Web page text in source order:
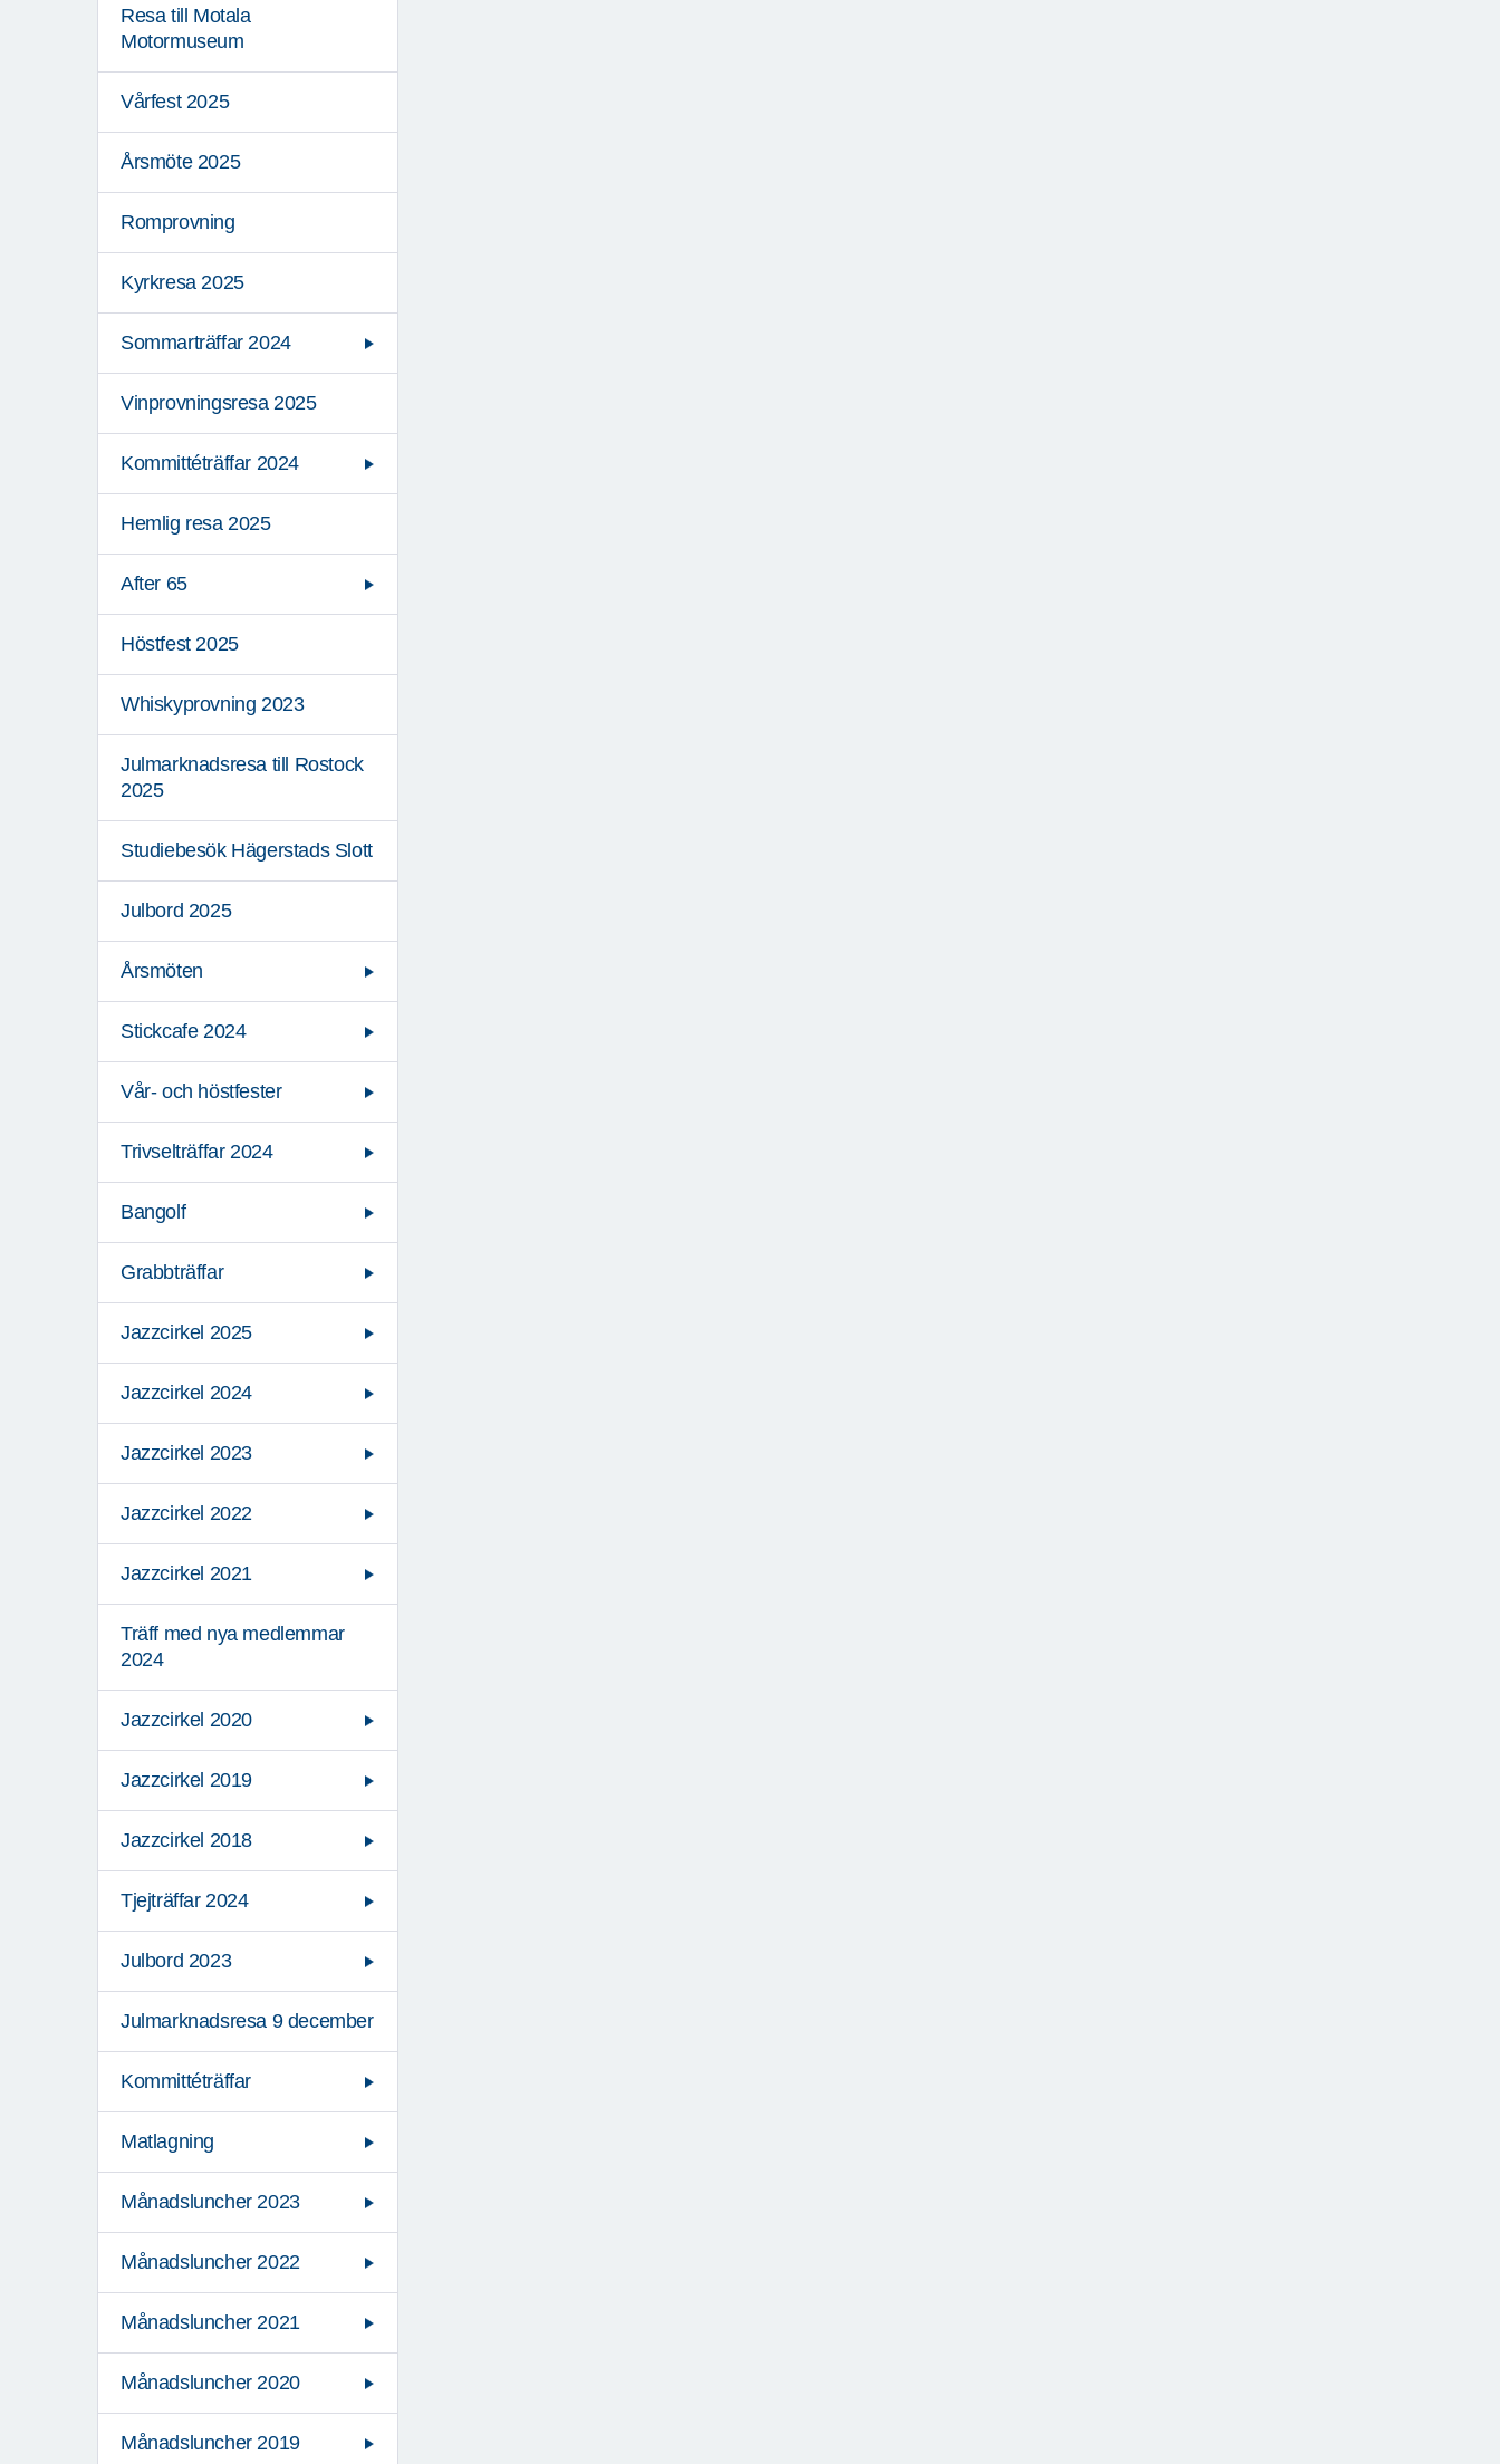
Resa till Motala
Motormuseum
Vårfest 2025
Årsmöte 2025
Romprovning
Kyrkresa 2025
Sommarträffar 2024
Vinprovningsresa 2025
Kommittéträffar 2024
Hemlig resa 2025
After 65
Höstfest 2025
Whiskyprovning 2023
Julmarknadsresa till Rostock
2025
Studiebesök Hägerstads Slott
Julbord 2025
Årsmöten
Stickcafe 2024
Vår- och höstfester
Trivselträffar 2024
Bangolf
Grabbträffar
Jazzcirkel 2025
Jazzcirkel 2024
Jazzcirkel 2023
Jazzcirkel 2022
Jazzcirkel 2021
Träff med nya medlemmar
2024
Jazzcirkel 2020
Jazzcirkel 2019
Jazzcirkel 2018
Tjejträffar 2024
Julbord 2023
Julmarknadsresa 9 december
Kommittéträffar
Matlagning
Månadsluncher 2023
Månadsluncher 2022
Månadsluncher 2021
Månadsluncher 2020
Månadsluncher 2019